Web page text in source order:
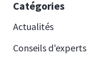
Catégories
Actualités
Conseils d'experts